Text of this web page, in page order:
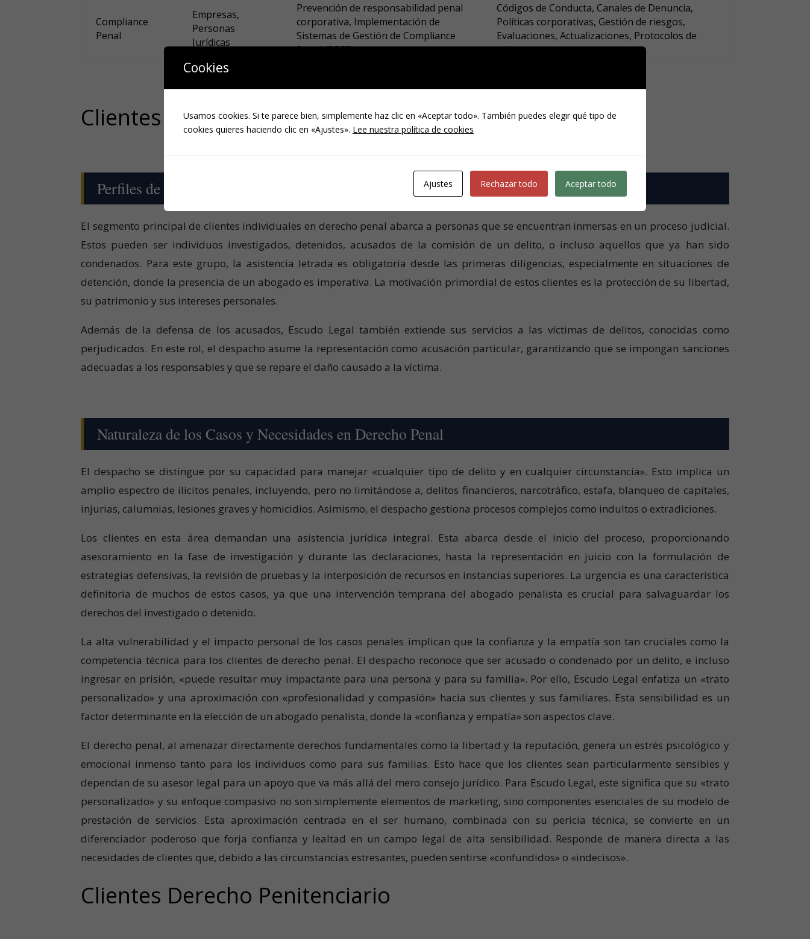
Compliance
Penal
Empresas,
Personas
Jurídicas
Prevención de responsabilidad penal
corporativa, Implementación de
Sistemas de Gestión de Compliance
Penal (SGCP)
Códigos de Conducta, Canales de Denuncia,
Políticas corporativas, Gestión de riesgos,
Evaluaciones, Actualizaciones, Protocolos de
crisis
Clientes Derecho Penal
Perfiles de Clientes Derecho Penal
El segmento principal de clientes individuales en derecho penal abarca a personas que se encuentran inmersas en un proceso judicial.
Estos pueden ser individuos investigados, detenidos, acusados de la comisión de un delito, o incluso aquellos que ya han sido
condenados. Para este grupo, la asistencia letrada es obligatoria desde las primeras diligencias, especialmente en situaciones de
detención, donde la presencia de un abogado es imperativa. La motivación primordial de estos clientes es la protección de su libertad,
su patrimonio y sus intereses personales.
Además de la defensa de los acusados, Escudo Legal también extiende sus servicios a las víctimas de delitos, conocidas como
perjudicados. En este rol, el despacho asume la representación como acusación particular, garantizando que se impongan sanciones
adecuadas a los responsables y que se repare el daño causado a la víctima.
Naturaleza de los Casos y Necesidades en Derecho Penal
El despacho se distingue por su capacidad para manejar «cualquier tipo de delito y en cualquier circunstancia». Esto implica un
amplio espectro de ilícitos penales, incluyendo, pero no limitándose a, delitos financieros, narcotráfico, estafa, blanqueo de capitales,
injurias, calumnias, lesiones graves y homicidios. Asimismo, el despacho gestiona procesos complejos como indultos o extradiciones.
Los clientes en esta área demandan una asistencia jurídica integral. Esta abarca desde el inicio del proceso, proporcionando
asesoramiento en la fase de investigación y durante las declaraciones, hasta la representación en juicio con la formulación de
estrategias defensivas, la revisión de pruebas y la interposición de recursos en instancias superiores. La urgencia es una característica
definitoria de muchos de estos casos, ya que una intervención temprana del abogado penalista es crucial para salvaguardar los
derechos del investigado o detenido.
La alta vulnerabilidad y el impacto personal de los casos penales implican que la confianza y la empatía son tan cruciales como la
competencia técnica para los clientes de derecho penal. El despacho reconoce que ser acusado o condenado por un delito, e incluso
ingresar en prisión, «puede resultar muy impactante para una persona y para su familia». Por ello, Escudo Legal enfatiza un «trato
personalizado» y una aproximación con «profesionalidad y compasión» hacia sus clientes y sus familiares. Esta sensibilidad es un
factor determinante en la elección de un abogado penalista, donde la «confianza y empatía» son aspectos clave.
El derecho penal, al amenazar directamente derechos fundamentales como la libertad y la reputación, genera un estrés psicológico y
emocional inmenso tanto para los individuos como para sus familias. Esto hace que los clientes sean particularmente sensibles y
dependan de su asesor legal para un apoyo que va más allá del mero consejo jurídico. Para Escudo Legal, este significa que su «trato
personalizado» y su enfoque compasivo no son simplemente elementos de marketing, sino componentes esenciales de su modelo de
prestación de servicios. Esta aproximación centrada en el ser humano, combinada con su pericia técnica, se convierte en un
diferenciador poderoso que forja confianza y lealtad en un campo legal de alta sensibilidad. Responde de manera directa a las
necesidades de clientes que, debido a las circunstancias estresantes, pueden sentirse «confundidos» o «indecisos».
Clientes Derecho Penitenciario
Cookies
Usamos cookies. Si te parece bien, simplemente haz clic en «Aceptar todo». También puedes elegir qué tipo de
cookies quieres haciendo clic en «Ajustes». Lee nuestra política de cookies
Ajustes Rechazar todo Aceptar todo